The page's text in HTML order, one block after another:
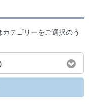
カテゴリーをご選択のう